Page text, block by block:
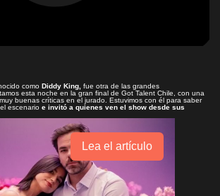
como Diddy King, fue otra de las grandes
esta noche en la gran final de Got Talent Chile, con una
buenas críticas en el jurado. Estuvimos con él para saber
escenario e invitó a quienes ven el show desde sus
Lea el artículo